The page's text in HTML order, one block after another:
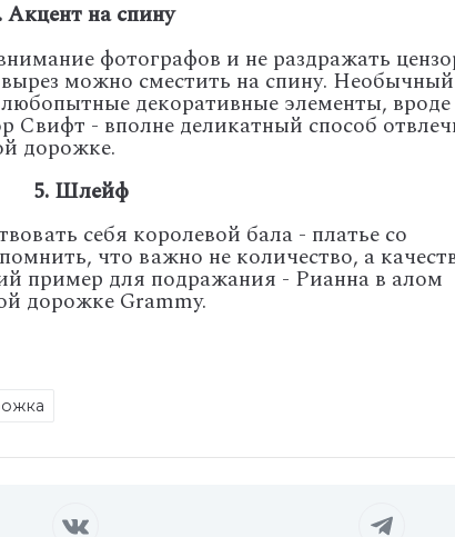
Акцент на спину
фотографов и не раздражать
можно сместить на спину. Необычный
декоративные элементы, вроде
Свифт - вполне деликатный способ
дорожке.
5. Шлейф
себя королевой бала - платье со
что важно не количество, а
пример для подражания - Рианна в алом
дорожке Grammy.